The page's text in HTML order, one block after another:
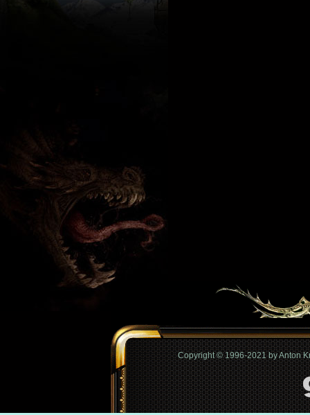
Copyright © 1996-2021 by Anton